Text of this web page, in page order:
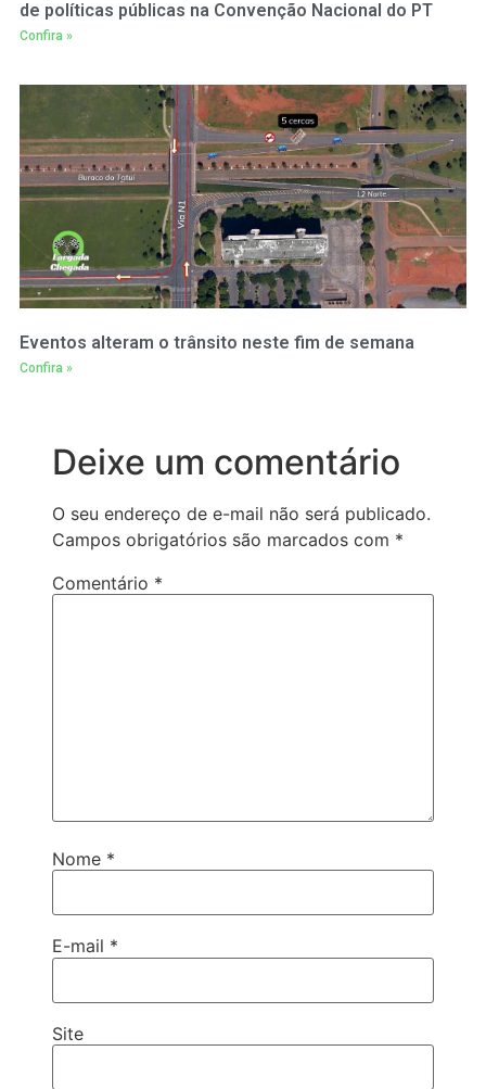
de políticas públicas na Convenção Nacional do PT
Confira »
Eventos alteram o trânsito neste fim de semana
Confira »
Deixe um comentário
O seu endereço de e-mail não será publicado.
Campos obrigatórios são marcados com *
Comentário *
Nome *
E-mail *
Site